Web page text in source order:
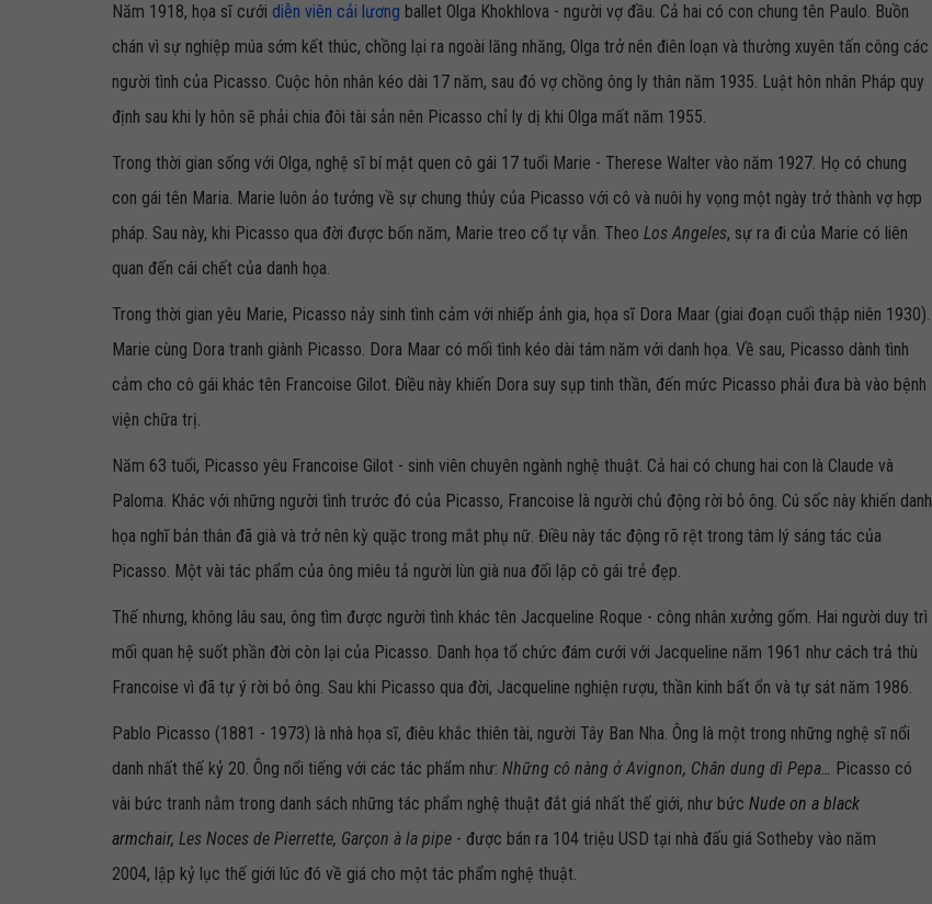
Năm 1918, họa sĩ cưới diễn viên cải lương ballet Olga Khokhlova - người vợ đầu. Cả hai có con chung tên Paulo. Buồn
chán vì sự nghiệp múa sớm kết thúc, chồng lại ra ngoài lăng nhăng, Olga trở nên điên loạn và thường xuyên tấn công các
người tình của Picasso. Cuộc hôn nhân kéo dài 17 năm, sau đó vợ chồng ông ly thân năm 1935. Luật hôn nhân Pháp quy
định sau khi ly hôn sẽ phải chia đôi tài sản nên Picasso chỉ ly dị khi Olga mất năm 1955.
Trong thời gian sống với Olga, nghệ sĩ bí mật quen cô gái 17 tuổi Marie - Therese Walter vào năm 1927. Họ có chung
con gái tên Maria. Marie luôn ảo tưởng về sự chung thủy của Picasso với cô và nuôi hy vọng một ngày trở thành vợ hợp
pháp. Sau này, khi Picasso qua đời được bốn năm, Marie treo cổ tự vẫn. Theo Los Angeles, sự ra đi của Marie có liên
quan đến cái chết của danh họa.
Trong thời gian yêu Marie, Picasso nảy sinh tình cảm với nhiếp ảnh gia, họa sĩ Dora Maar (giai đoạn cuối thập niên 1930).
Marie cùng Dora tranh giành Picasso. Dora Maar có mối tình kéo dài tám năm với danh họa. Về sau, Picasso dành tình
cảm cho cô gái khác tên Francoise Gilot. Điều này khiến Dora suy sụp tinh thần, đến mức Picasso phải đưa bà vào bệnh
viện chữa trị.
Năm 63 tuổi, Picasso yêu Francoise Gilot - sinh viên chuyên ngành nghệ thuật. Cả hai có chung hai con là Claude và
Paloma. Khác với những người tình trước đó của Picasso, Francoise là người chủ động rời bỏ ông. Cú sốc này khiến danh
họa nghĩ bản thân đã già và trở nên kỳ quặc trong mắt phụ nữ. Điều này tác động rõ rệt trong tâm lý sáng tác của
Picasso. Một vài tác phẩm của ông miêu tả người lùn già nua đối lập cô gái trẻ đẹp.
Thế nhưng, không lâu sau, ông tìm được người tình khác tên Jacqueline Roque - công nhân xưởng gốm. Hai người duy trì
mối quan hệ suốt phần đời còn lại của Picasso. Danh họa tổ chức đám cưới với Jacqueline năm 1961 như cách trả thù
Francoise vì đã tự ý rời bỏ ông. Sau khi Picasso qua đời, Jacqueline nghiện rượu, thần kinh bất ổn và tự sát năm 1986.
Pablo Picasso (1881 - 1973) là nhà họa sĩ, điêu khắc thiên tài, người Tây Ban Nha. Ông là một trong những nghệ sĩ nổi
danh nhất thế kỷ 20. Ông nổi tiếng với các tác phẩm như: Những cô nàng ở Avignon, Chân dung dì Pepa… Picasso có
vài bức tranh nằm trong danh sách những tác phẩm nghệ thuật đắt giá nhất thế giới, như bức Nude on a black
armchair, Les Noces de Pierrette, Garçon à la pipe - được bán ra 104 triệu USD tại nhà đấu giá Sotheby vào năm
2004, lập kỷ lục thế giới lúc đó về giá cho một tác phẩm nghệ thuật.